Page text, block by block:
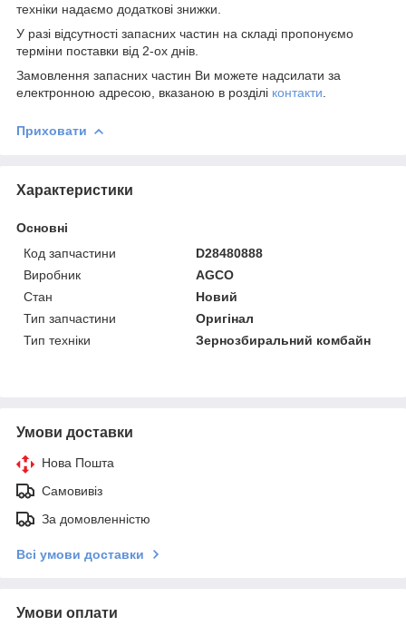
техніки надаємо додаткові знижки.
У разі відсутності запасних частин на складі пропонуємо
терміни поставки від 2-ох днів.
Замовлення запасних частин Ви можете надсилати за
електронною адресою, вказаною в розділі контакти
Приховати
Характеристики
Основні
Код запчастини
D28480888
Виробник
AGCO
Стан
Новий
Тип запчастини
Оригінал
Тип техніки
Зернозбиральний комбайн
Умови доставки
Нова Пошта
Самовивіз
За домовленністю
Всі умови доставки
Умови оплати